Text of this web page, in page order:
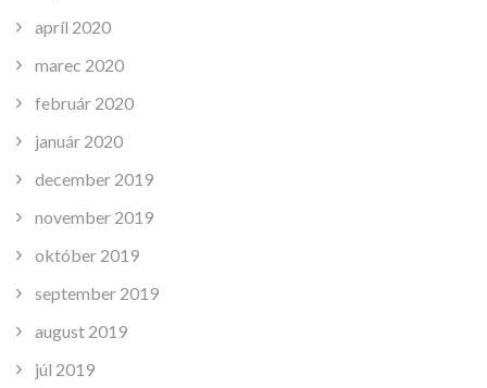
apríl 2020
marec 2020
február 2020
január 2020
december 2019
november 2019
október 2019
september 2019
august 2019
júl 2019